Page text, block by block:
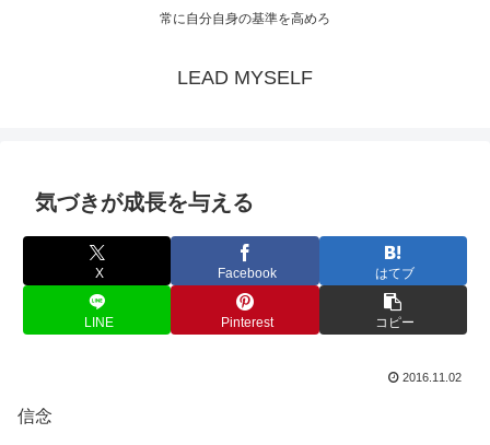
常に自分自身の基準を高めろ
LEAD MYSELF
気づきが成長を与える
X Facebook はてブ
LINE Pinterest コピー
2016.11.02
信念